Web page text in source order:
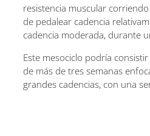
resistencia muscular
de pedalear cadencia
cadencia moderada, durante
Este mesociclo podría
de más de tres semanas
grandes cadencias, con una